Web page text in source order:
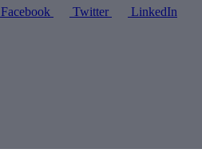
Facebook Twitter LinkedIn